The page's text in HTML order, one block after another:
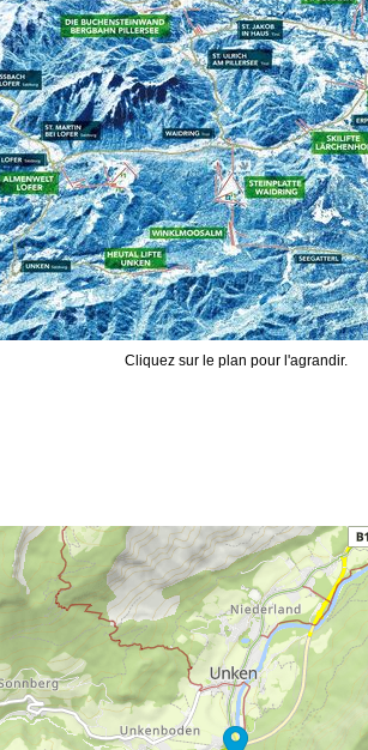
Conseil
Cliquez sur le plan pour l'agrandir.